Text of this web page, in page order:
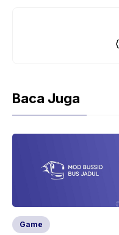
Baca Juga
Game